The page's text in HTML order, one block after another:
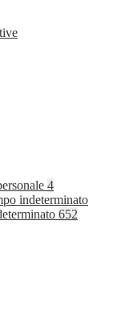
4
indeterminato
652